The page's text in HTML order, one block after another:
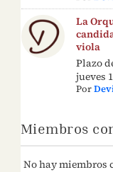
La
viola
Plazo
jueves
Por
Miembros
No hay miembros